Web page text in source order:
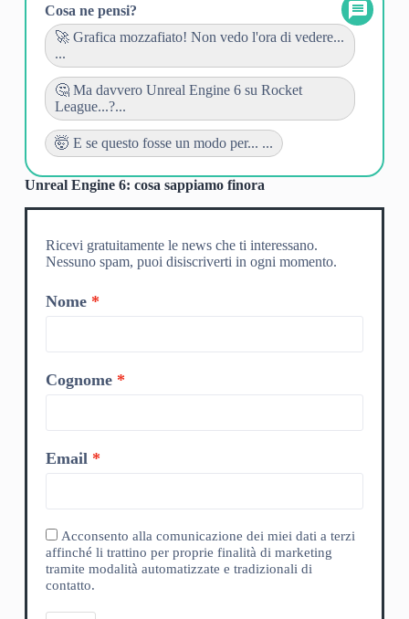
Cosa ne pensi?
🚀 Grafica mozzafiato! Non vedo l'ora di vedere...
...
🤔 Ma davvero Unreal Engine 6 su Rocket
League...?...
🤯 E se questo fosse un modo per... ...
Unreal Engine 6: cosa sappiamo finora
Ricevi gratuitamente le news che ti interessano.
Nessuno spam, puoi disiscriverti in ogni momento.
Nome
Cognome
Email
Acconsento alla comunicazione dei miei dati a terzi
affinché li trattino per proprie finalità di marketing
tramite modalità automatizzate e tradizionali di
contatto.